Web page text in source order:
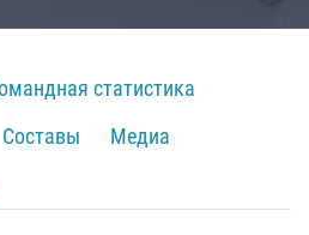
статистика
Составы
Медиа